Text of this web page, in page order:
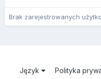
Brak zarejestrowanych
Język Polityka